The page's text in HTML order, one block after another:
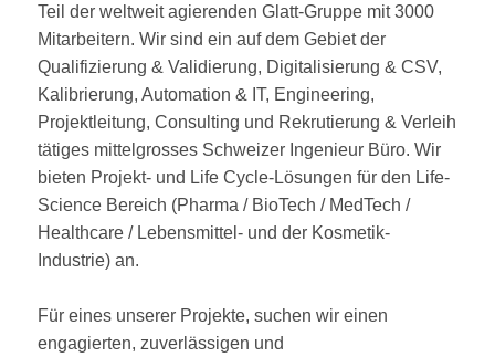
Teil der weltweit agierenden Glatt-Gruppe mit 3000
Mitarbeitern. Wir sind ein auf dem Gebiet der
Qualifizierung & Validierung, Digitalisierung & CSV,
Kalibrierung, Automation & IT, Engineering,
Projektleitung, Consulting und Rekrutierung & Verleih
tätiges mittelgrosses Schweizer Ingenieur Büro. Wir
bieten Projekt- und Life Cycle-Lösungen für den Life-
Science Bereich (Pharma / BioTech / MedTech /
Healthcare / Lebensmittel- und der Kosmetik-
Industrie) an.
Für eines unserer Projekte, suchen wir einen
engagierten, zuverlässigen und